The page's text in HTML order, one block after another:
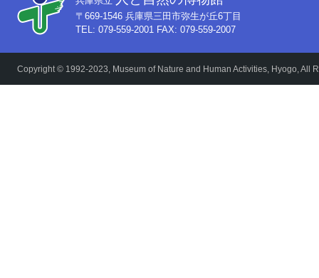
〒669-1546 兵庫県三田市弥生が丘6丁目
TEL: 079-559-2001 FAX: 079-559-2007
Copyright © 1992-2023, Museum of Nature and Human Activities, Hyogo, All